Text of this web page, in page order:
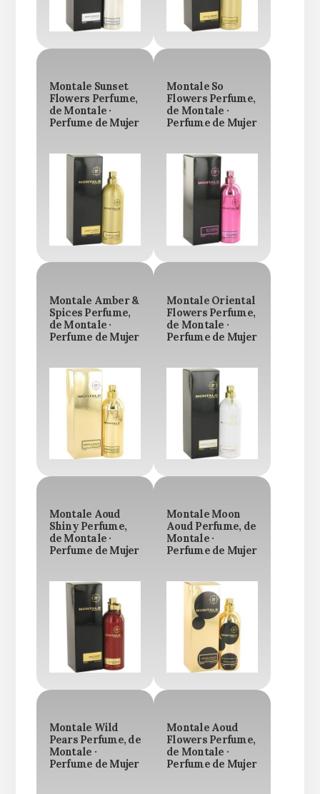
Montale Sunset
Flowers Perfume,
de Montale ·
Perfume de Mujer
Montale So
Flowers Perfume,
de Montale ·
Perfume de Mujer
Montale Amber &
Spices Perfume,
de Montale ·
Perfume de Mujer
Montale Oriental
Flowers Perfume,
de Montale ·
Perfume de Mujer
Montale Aoud
Shiny Perfume,
de Montale ·
Perfume de Mujer
Montale Moon
Aoud Perfume, de
Montale ·
Perfume de Mujer
Montale Wild
Pears Perfume, de
Montale ·
Perfume de Mujer
Montale Aoud
Flowers Perfume,
de Montale ·
Perfume de Mujer